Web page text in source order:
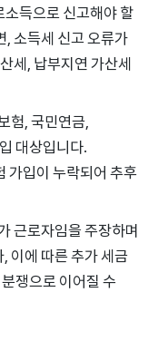
소득으로 신고해야 할
소득세 신고 오류가
세, 납부지연 가산세
험, 국민연금,
대상입니다.
가입이 누락되어 추후
근로자임을 주장하며
이에 따른 추가 세금
쟁으로 이어질 수